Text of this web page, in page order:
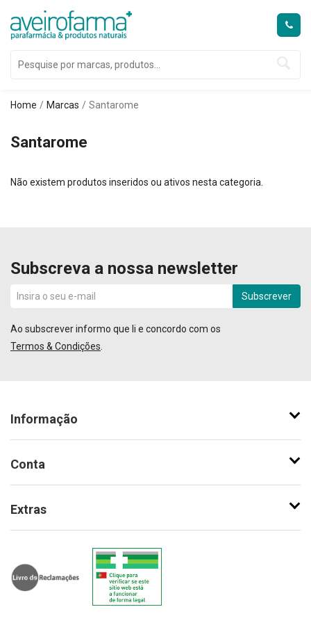
Home Marcas Santarome
Santarome
Não existem produtos inseridos ou ativos nesta categoria.
Subscreva a nossa newsletter
Subscrever
Ao subscrever informo que li e concordo com os
Termos & Condições
Informação
Conta
Extras